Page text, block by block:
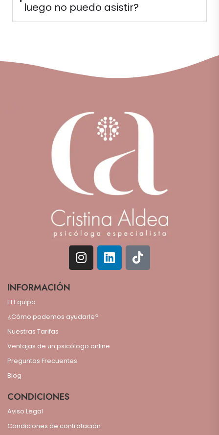
luego no puedo asistir?
INFORMACIÓN
El Equipo
¿Cómo podemos ayudarle?
Nuestras Tarifas
Ventajas de un psicólogo online
Preguntas Frecuentes
Blog
CONDICIONES
Aviso Legal
Condiciones de contratación